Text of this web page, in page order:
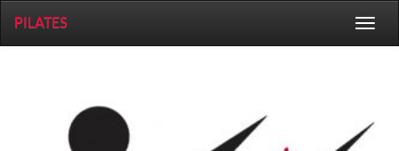
Toggle
PILATES